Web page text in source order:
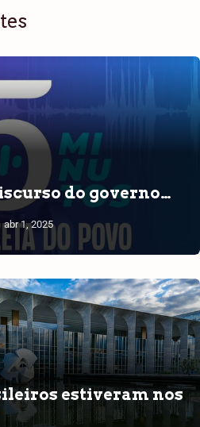
do governo…
abr 1, 2025
estiveram nos